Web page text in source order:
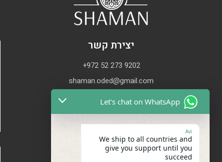
יצירת קשר
+972 52 273 9202
shaman.oded@gmail.com
מפת האתר
Let's chat on WhatsApp
Avi
We ship to all countries and
give you support until you
succeed